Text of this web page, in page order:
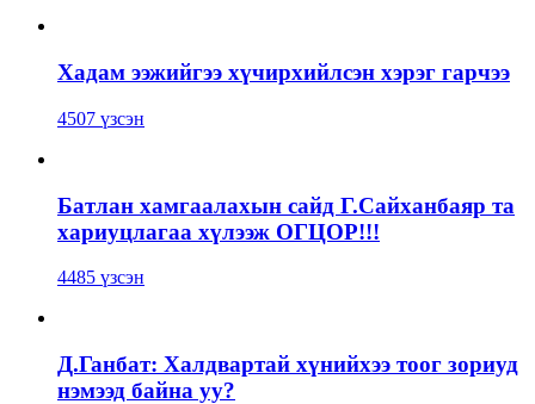
Хадам ээжийгээ хүчирхийлсэн хэрэг гарчээ
4507 үзсэн
Батлан хамгаалахын сайд Г.Сайханбаяр та
хариуцлагаа хүлээж ОГЦОР!!!
4485 үзсэн
Д.Ганбат: Халдвартай хүнийхээ тоог зориуд
нэмээд байна уу?